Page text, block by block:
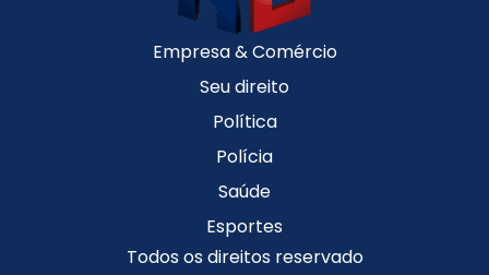
Empresa & Comércio
Seu direito
Política
Polícia
Saúde
Esportes
Todos os direitos reservado